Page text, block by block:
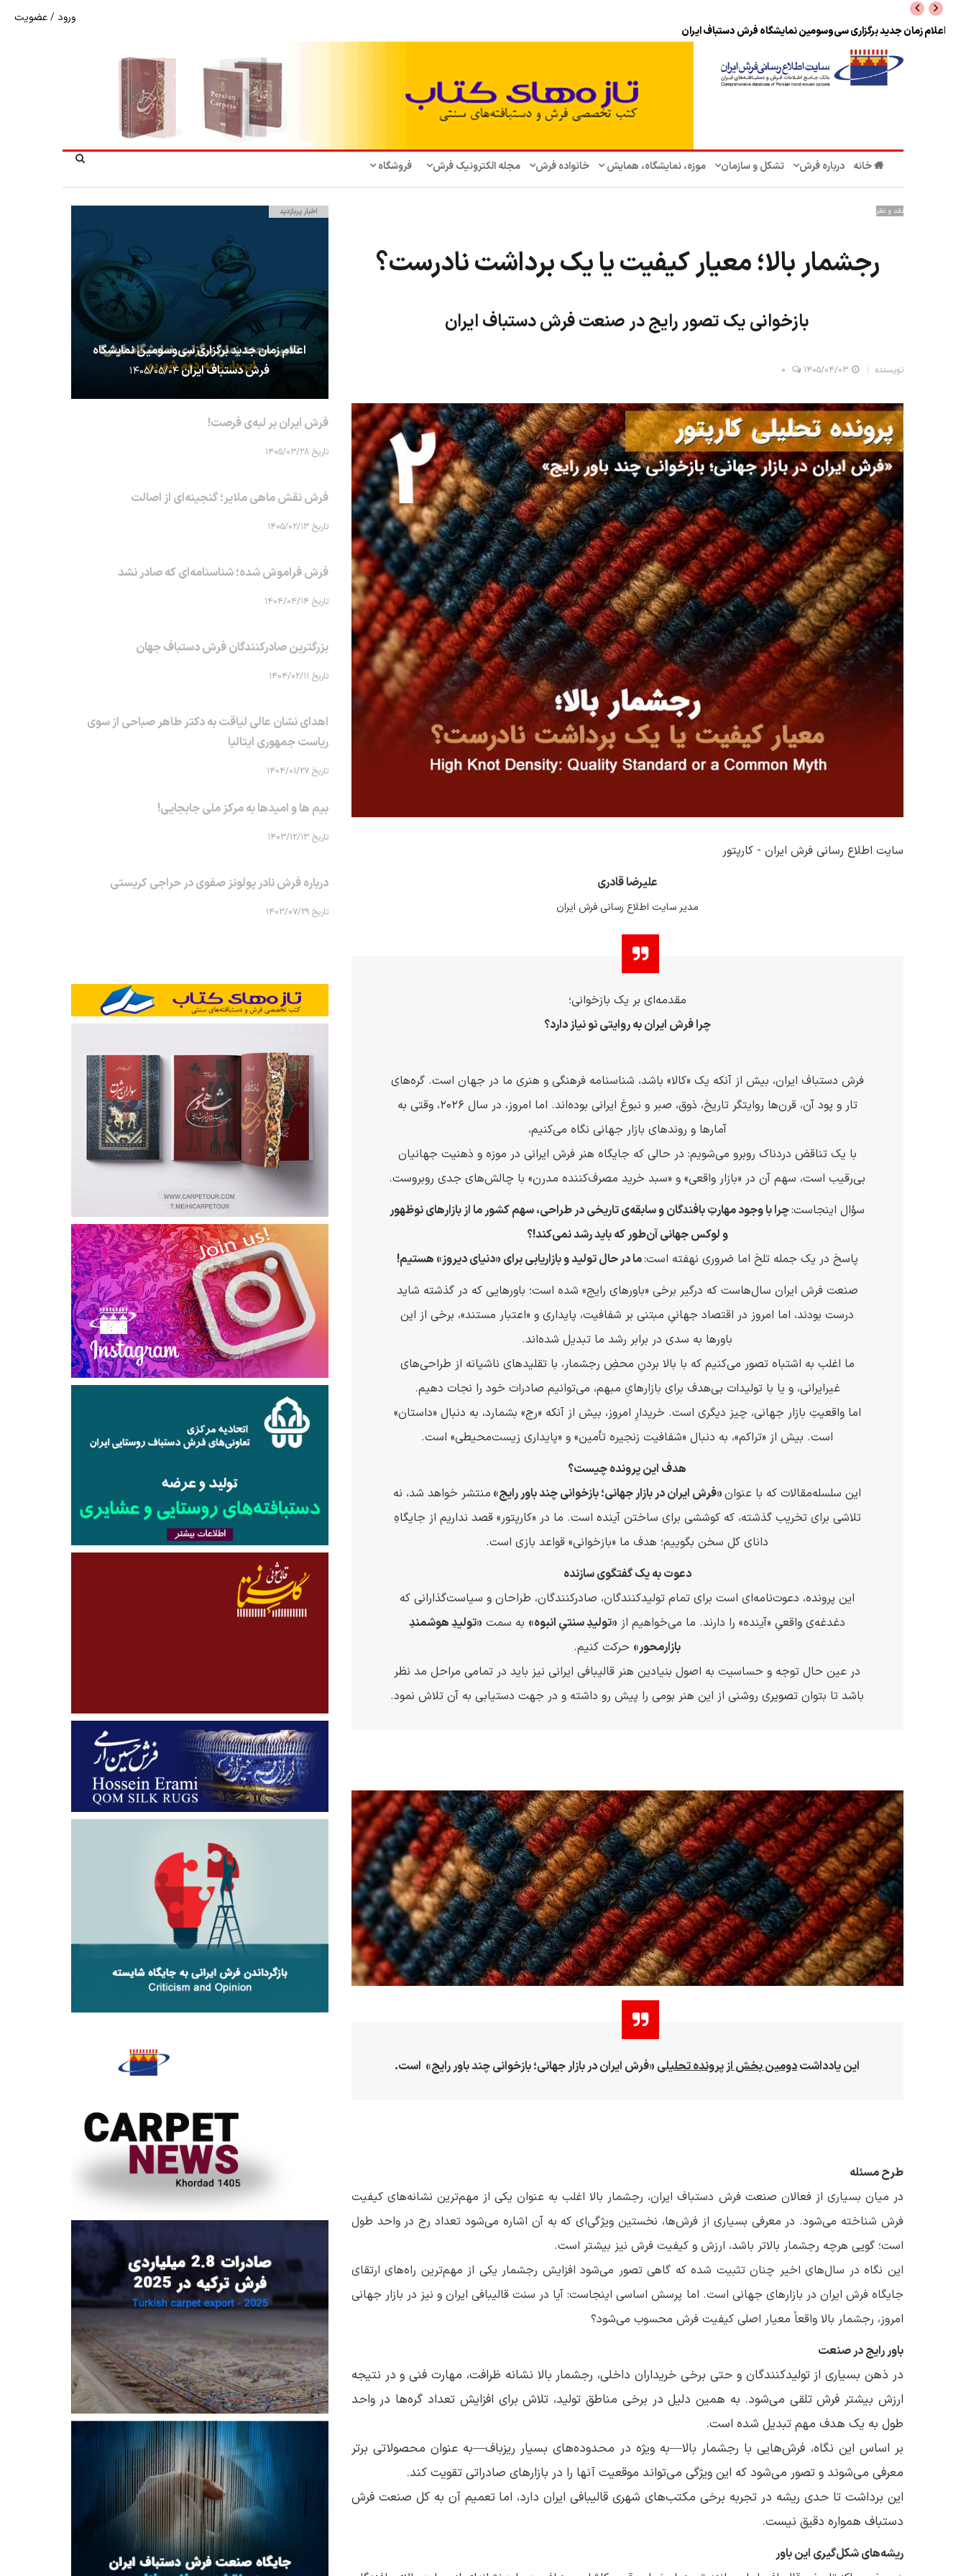
معرفی پنج بانک جهت خرید ارز حاصل از صادرات + شیوه‌نامه
ورود /عضویت
خانه درباره فرش تشکل‌ و سازمان‌ موزه، نمایشگاه، همایش‌ خانواده فرش مجله الکترونیک فرش فروشگاه
نقد و نظر
رجشمار بالا؛ معیار کیفیت یا یک برداشت نادرست؟
بازخوانی یک تصور رایج در صنعت فرش دستباف ایران
نویسنده ۱۴۰۵/۰۴/۰۳ 0
سایت اطلاع رسانی فرش ایران - کارپتور
علیرضا قادری
مدیر سایت اطلاع رسانی فرش ایران
مقدمه‌ای بر یک بازخوانی؛
چرا فرش ایران به روایتی نو نیاز دارد؟
فرش دستباف ایران، بیش از آنکه یک «کالا» باشد، شناسنامه فرهنگی و هنری ما در جهان است. گره‌های
تار و پود آن، قرن‌ها روایتگر تاریخ، ذوق، صبر و نبوغ ایرانی بوده‌اند. اما امروز، در سال ۲۰۲۶، وقتی به
آمارها و روندهای بازار جهانی نگاه می‌کنیم،
با یک تناقض دردناک روبرو می‌شویم: در حالی که جایگاه هنر فرش ایرانی در موزه و ذهنیت جهانیان
بی‌رقیب است، سهم آن در «بازار واقعی» و «سبد خرید مصرف‌کننده مدرن» با چالش‌های جدی روبروست.
سؤال اینجاست:چرا با وجود مهارتِ بافندگان و سابقه‌ی تاریخی در طراحی‌، سهم‌ کشور ما از بازارهای نوظهور
و لوکس جهانی آن‌طور که باید رشد نمی‌کند!؟
پاسخ در یک جمله تلخ اما ضروری نهفته است:ما در حال تولید و بازاریابی برای «دنیای دیروز» هستیم!
صنعت فرش ایران سال‌هاست که درگیر برخی «باورهای رایج» شده است؛ باورهایی که در گذشته شاید
درست بودند، اما امروز در اقتصاد جهانیِ مبتنی بر شفافیت، پایداری و «اعتبار مستند»، برخی از این
باورها به سدی در برابر رشد ما تبدیل شده‌اند.
ما اغلب به اشتباه تصور می‌کنیم که با بالا بردنِ محضِ رجشمار، با تقلیدهای ناشیانه از طراحی‌های
غیرایرانی، و یا با تولیدات بی‌هدف برای بازارهایِ مبهم، می‌توانیم صادرات خود را نجات دهیم.
اما واقعیتِ بازار جهانی، چیز دیگری است. خریدارِ امروز، بیش از آنکه «رج» بشمارد، به دنبال «داستان»
است. بیش از «تراکم»، به دنبال «شفافیت زنجیره تأمین» و «پایداری زیست‌محیطی» است.
هدف این پرونده چیست؟
این سلسله‌مقالات که با عنوان«فرش ایران در بازار جهانی؛ بازخوانی چند باور رایج» منتشر خواهد شد، نه
تلاشی برای تخریب گذشته، که کوششی برای ساختن آینده است. ما در «کارپتور» قصد نداریم از جایگاهِ
دانای کل سخن بگوییم؛ هدف ما «بازخوانی» قواعد بازی است.
دعوت به یک گفتگوی سازنده
این پرونده، دعوت‌نامه‌ای است برای تمام تولیدکنندگان، صادرکنندگان، طراحان و سیاست‌گذارانی که
دغدغه‌ی واقعیِ «آینده» را دارند. ما می‌خواهیم از «تولیدِ سنتیِ انبوه» به سمت «تولیدِ هوشمندِ
بازارمحور» حرکت کنیم.
در عین حال توجه و حساسیت به اصول بنیادین هنر قالیبافی ایرانی نیز باید در تمامی مراحل مد نظر
باشد تا بتوان تصویری روشنی از این هنر بومی را پیش رو داشته و در جهت دستیابی به آن تلاش نمود.
این یادداشتدومین بخش از پرونده تحلیلی «فرش ایران در بازار جهانی؛ بازخوانی چند باور رایج» است.
طرح مسئله
در میان بسیاری از فعالان صنعت فرش دستباف ایران، رجشمار بالا اغلب به عنوان یکی از مهم‌ترین نشانه‌های کیفیت
فرش شناخته می‌شود. در معرفی بسیاری از فرش‌ها، نخستین ویژگی‌ای که به آن اشاره می‌شود تعداد رج در واحد طول
است؛ گویی هرچه رجشمار بالاتر باشد، ارزش و کیفیت فرش نیز بیشتر است.
این نگاه در سال‌های اخیر چنان تثبیت شده که گاهی تصور می‌شود افزایش رجشمار یکی از مهم‌ترین راه‌های ارتقای
جایگاه فرش ایران در بازارهای جهانی است. اما پرسش اساسی اینجاست: آیا در سنت قالیبافی ایران و نیز در بازار جهانی
امروز، رجشمار بالا واقعاً معیار اصلی کیفیت فرش محسوب می‌شود؟
باور رایج در صنعت
در ذهن بسیاری از تولیدکنندگان و حتی برخی خریداران داخلی، رجشمار بالا نشانه ظرافت، مهارت فنی و در نتیجه
ارزش بیشتر فرش تلقی می‌شود. به همین دلیل در برخی مناطق تولید، تلاش برای افزایش تعداد گره‌ها در واحد
طول به یک هدف مهم تبدیل شده است.
بر اساس این نگاه، فرش‌هایی با رجشمار بالا—به ویژه در محدوده‌های بسیار ریزباف—به عنوان محصولاتی برتر
معرفی می‌شوند و تصور می‌شود که این ویژگی می‌تواند موقعیت آنها را در بازارهای صادراتی تقویت کند.
این برداشت تا حدی ریشه در تجربه برخی مکتب‌های شهری قالیبافی ایران دارد، اما تعمیم آن به کل صنعت فرش
دستباف همواره دقیق نیست.
ریشه‌های شکل‌گیری این باور
اخبار پربازدید
اعلام زمان جدید برگزاری سی‌وسومین نمایشگاه
فرش دستباف ایران۱۴۰۵/۰۵/۰۴
فرش ایران بر لبه‌ی فرصت!
تاریخ ۱۴۰۵/۰۳/۲۸
فرش نقش ماهی‌ ملایر؛ گنجینه‌ای از اصالت
تاریخ ۱۴۰۵/۰۲/۱۳
فرش فراموش شده؛ شناسنامه‌ای که صادر نشد
تاریخ ۱۴۰۴/۰۴/۱۴
بزرگترین صادرکنندگان فرش دستباف جهان
تاریخ ۱۴۰۴/۰۲/۱۱
اهدای نشان عالی لیاقت به دکتر طاهر صباحی از سوی
ریاست جمهوری ایتالیا
تاریخ ۱۴۰۴/۰۱/۲۷
بیم ها و امیدها به مرکز ملی جابجایی!
تاریخ ۱۴۰۳/۱۲/۱۳
درباره فرش نادر پولونز صفوی در حراجی کریستی
تاریخ ۱۴۰۳/۰۷/۲۹